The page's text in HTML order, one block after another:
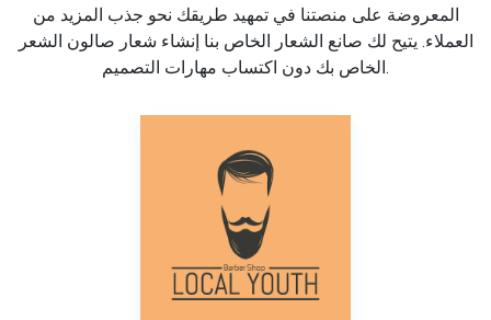
المعروضة على منصتنا في تمهيد طريقك نحو جذب المزيد من
العملاء. يتيح لك صانع الشعار الخاص بنا إنشاء شعار صالون الشعر
الخاص بك دون اكتساب مهارات التصميم.